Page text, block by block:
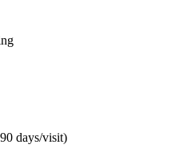
days/visit)